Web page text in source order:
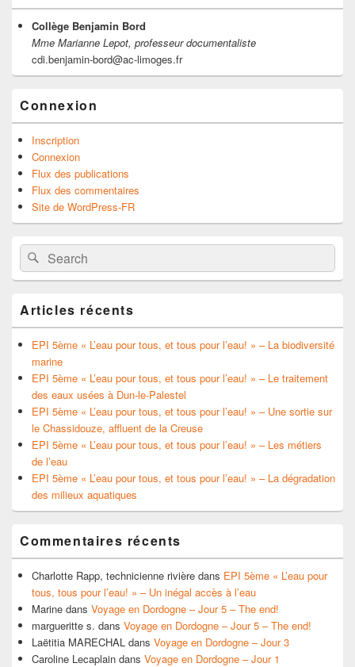
Collège Benjamin Bord
Mme Marianne Lepot, professeur documentaliste
cdi.benjamin-bord@ac-limoges.fr
Connexion
Inscription
Connexion
Flux des publications
Flux des commentaires
Site de WordPress-FR
Search
for:
Search
Articles récents
EPI 5ème « L’eau pour tous, et tous pour l’eau! » – La biodiversité
marine
EPI 5ème « L’eau pour tous, et tous pour l’eau! » – Le traitement
des eaux usées à Dun-le-Palestel
EPI 5ème « L’eau pour tous, et tous pour l’eau! » – Une sortie sur
le Chassidouze, affluent de la Creuse
EPI 5ème « L’eau pour tous, et tous pour l’eau! » – Les métiers
de l’eau
EPI 5ème « L’eau pour tous, et tous pour l’eau! » – La dégradation
des milieux aquatiques
Commentaires récents
Charlotte Rapp, technicienne rivière dans EPI 5ème « L’eau pour
tous, tous pour l’eau! » – Un inégal accès à l’eau
Marine dans Voyage en Dordogne – Jour 5 – The end!
margueritte s. dans Voyage en Dordogne – Jour 5 – The end!
Laëtitia MARECHAL dans Voyage en Dordogne – Jour 3
Caroline Lecaplain dans Voyage en Dordogne – Jour 1